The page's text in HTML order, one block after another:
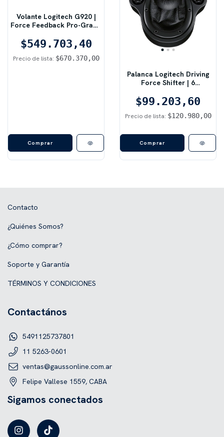
Volante Logitech G920 |
Force Feedback Pro-Grade
$549.703,40
Precio de lista: $670.370,00
Palanca Logitech Driving
Force Shifter | 6
Para Volantes G29 / G920 /
$99.203,60
Precio de lista: $120.980,00
Contacto
¿Quiénes Somos?
¿Cómo comprar?
Soporte y Garantía
TÉRMINOS Y CONDICIONES
Contactános
5491125737801
11 5263-0601
ventas@gaussonline.com.ar
Felipe Vallese 1559, CABA
Sigamos conectados